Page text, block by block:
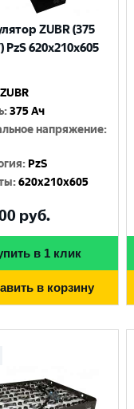
ZUBR (375
PzS 620x210x605
ZUBR
:375 Ач
напряжение:
: PzS
:620x210x605
руб.
в 1 клик
в корзину